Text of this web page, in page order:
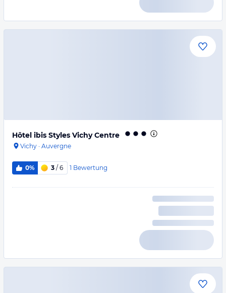
Hôtel ibis Styles Vichy Centre
Vichy · Auvergne
0% 3 / 6 1 Bewertung